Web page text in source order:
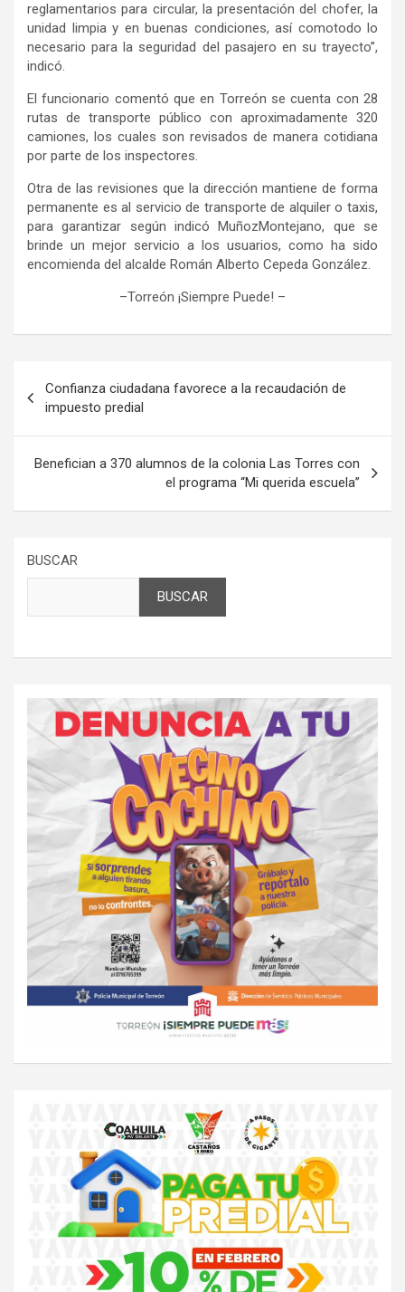
reglamentarios para circular, la presentación del chofer, la
unidad limpia y en buenas condiciones, así comotodo lo
necesario para la seguridad del pasajero en su trayecto”,
indicó.
E l funcionario comentó que en Torreón se cuenta con 28
rutas de transporte público con aproximadamente 320
camiones, los cuales son revisados de manera cotidiana
por parte de los inspectores.
Otra de las revisiones que la dirección mantiene de forma
permanente es al servicio de transporte de alquiler o taxis,
para garantizar según indicó MuñozMontejano, que se
brinde un mejor servicio a los usuarios, como ha sido
encomienda del alcalde Román Alberto Cepeda González.
–Torreón ¡Siempre Puede! –
de
entradas
Confianza ciudadana favorece a la recaudación de
impuesto predial
Benefician a 370 alumnos de la colonia Las Torres con
el programa “Mi querida escuela”
BUSCAR
BUSCAR